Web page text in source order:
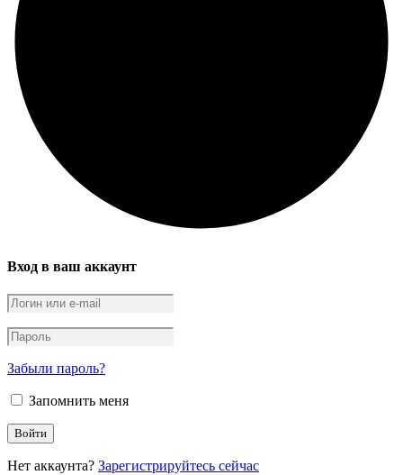
Вход в ваш аккаунт
Забыли пароль?
Запомнить меня
Нет аккаунта? Зарегистрируйтесь сейчас